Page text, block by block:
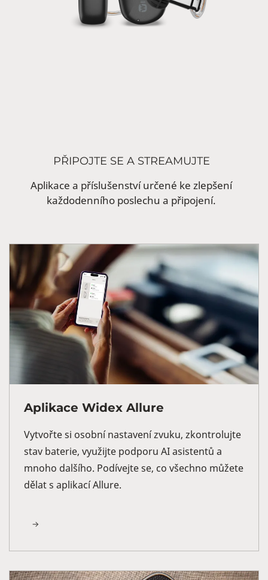
PŘIPOJTE SE A STREAMUJTE
Aplikace a příslušenství určené ke zlepšení
každodenního poslechu a připojení.
Aplikace Widex Allure
Vytvořte si osobní nastavení zvuku, zkontrolujte
stav baterie, využijte podporu AI asistentů a
mnoho dalšího. Podívejte se, co všechno můžete
dělat s aplikací Allure.